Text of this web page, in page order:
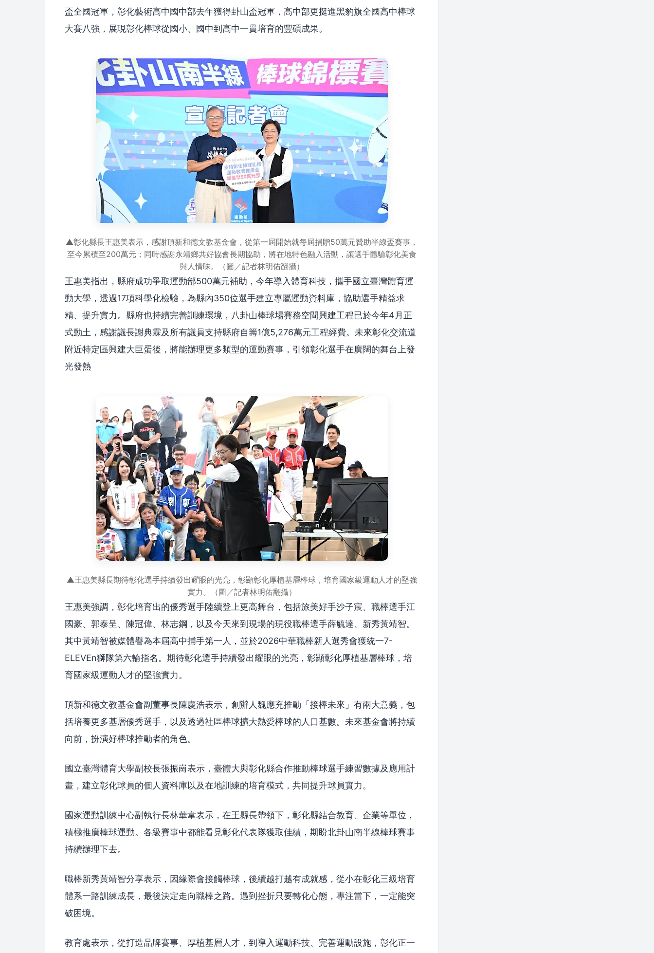
盃全國冠軍，彰化藝術高中國中部去年獲得卦山盃冠軍，高中部更挺進黑豹旗全國高中棒球
大賽八強，展現彰化棒球從國小、國中到高中一貫培育的豐碩成果。
▲彰化縣長王惠美表示，感謝頂新和德文教基金會，從第一屆開始就每屆捐贈50萬元贊助半線盃賽事，
至今累積至200萬元；同時感謝永靖鄉共好協會長期協助，將在地特色融入活動，讓選手體驗彰化美食
與人情味。（圖／記者林明佑翻攝）
王惠美指出，縣府成功爭取運動部500萬元補助，今年導入體育科技，攜手國立臺灣體育運
動大學，透過17項科學化檢驗，為縣內350位選手建立專屬運動資料庫，協助選手精益求
精、提升實力。縣府也持續完善訓練環境，八卦山棒球場賽務空間興建工程已於今年4月正
式動土，感謝議長謝典霖及所有議員支持縣府自籌1億5,276萬元工程經費。未來彰化交流道
附近特定區興建大巨蛋後，將能辦理更多類型的運動賽事，引領彰化選手在廣闊的舞台上發
光發熱
▲王惠美縣長期待彰化選手持續發出耀眼的光亮，彰顯彰化厚植基層棒球，培育國家級運動人才的堅強
實力。（圖／記者林明佑翻攝）
王惠美強調，彰化培育出的優秀選手陸續登上更高舞台，包括旅美好手沙子宸、職棒選手江
國豪、郭泰呈、陳冠偉、林志鋼，以及今天來到現場的現役職棒選手薛毓達、新秀黃靖智。
其中黃靖智被媒體譽為本屆高中捕手第一人，並於2026中華職棒新人選秀會獲統一7-
ELEVEn獅隊第六輪指名。期待彰化選手持續發出耀眼的光亮，彰顯彰化厚植基層棒球，培
育國家級運動人才的堅強實力。
頂新和德文教基金會副董事長陳慶浩表示，創辦人魏應充推動「接棒未來」有兩大意義，包
括培養更多基層優秀選手，以及透過社區棒球擴大熱愛棒球的人口基數。未來基金會將持續
向前，扮演好棒球推動者的角色。
國立臺灣體育大學副校長張振崗表示，臺體大與彰化縣合作推動棒球選手練習數據及應用計
畫，建立彰化球員的個人資料庫以及在地訓練的培育模式，共同提升球員實力。
國家運動訓練中心副執行長林華韋表示，在王縣長帶領下，彰化縣結合教育、企業等單位，
積極推廣棒球運動。各級賽事中都能看見彰化代表隊獲取佳績，期盼北卦山南半線棒球賽事
持續辦理下去。
職棒新秀黃靖智分享表示，因緣際會接觸棒球，後續越打越有成就感，從小在彰化三級培育
體系一路訓練成長，最後決定走向職棒之路。遇到挫折只要轉化心態，專注當下，一定能突
破困境。
教育處表示，從打造品牌賽事、厚植基層人才，到導入運動科技、完善運動設施，彰化正一